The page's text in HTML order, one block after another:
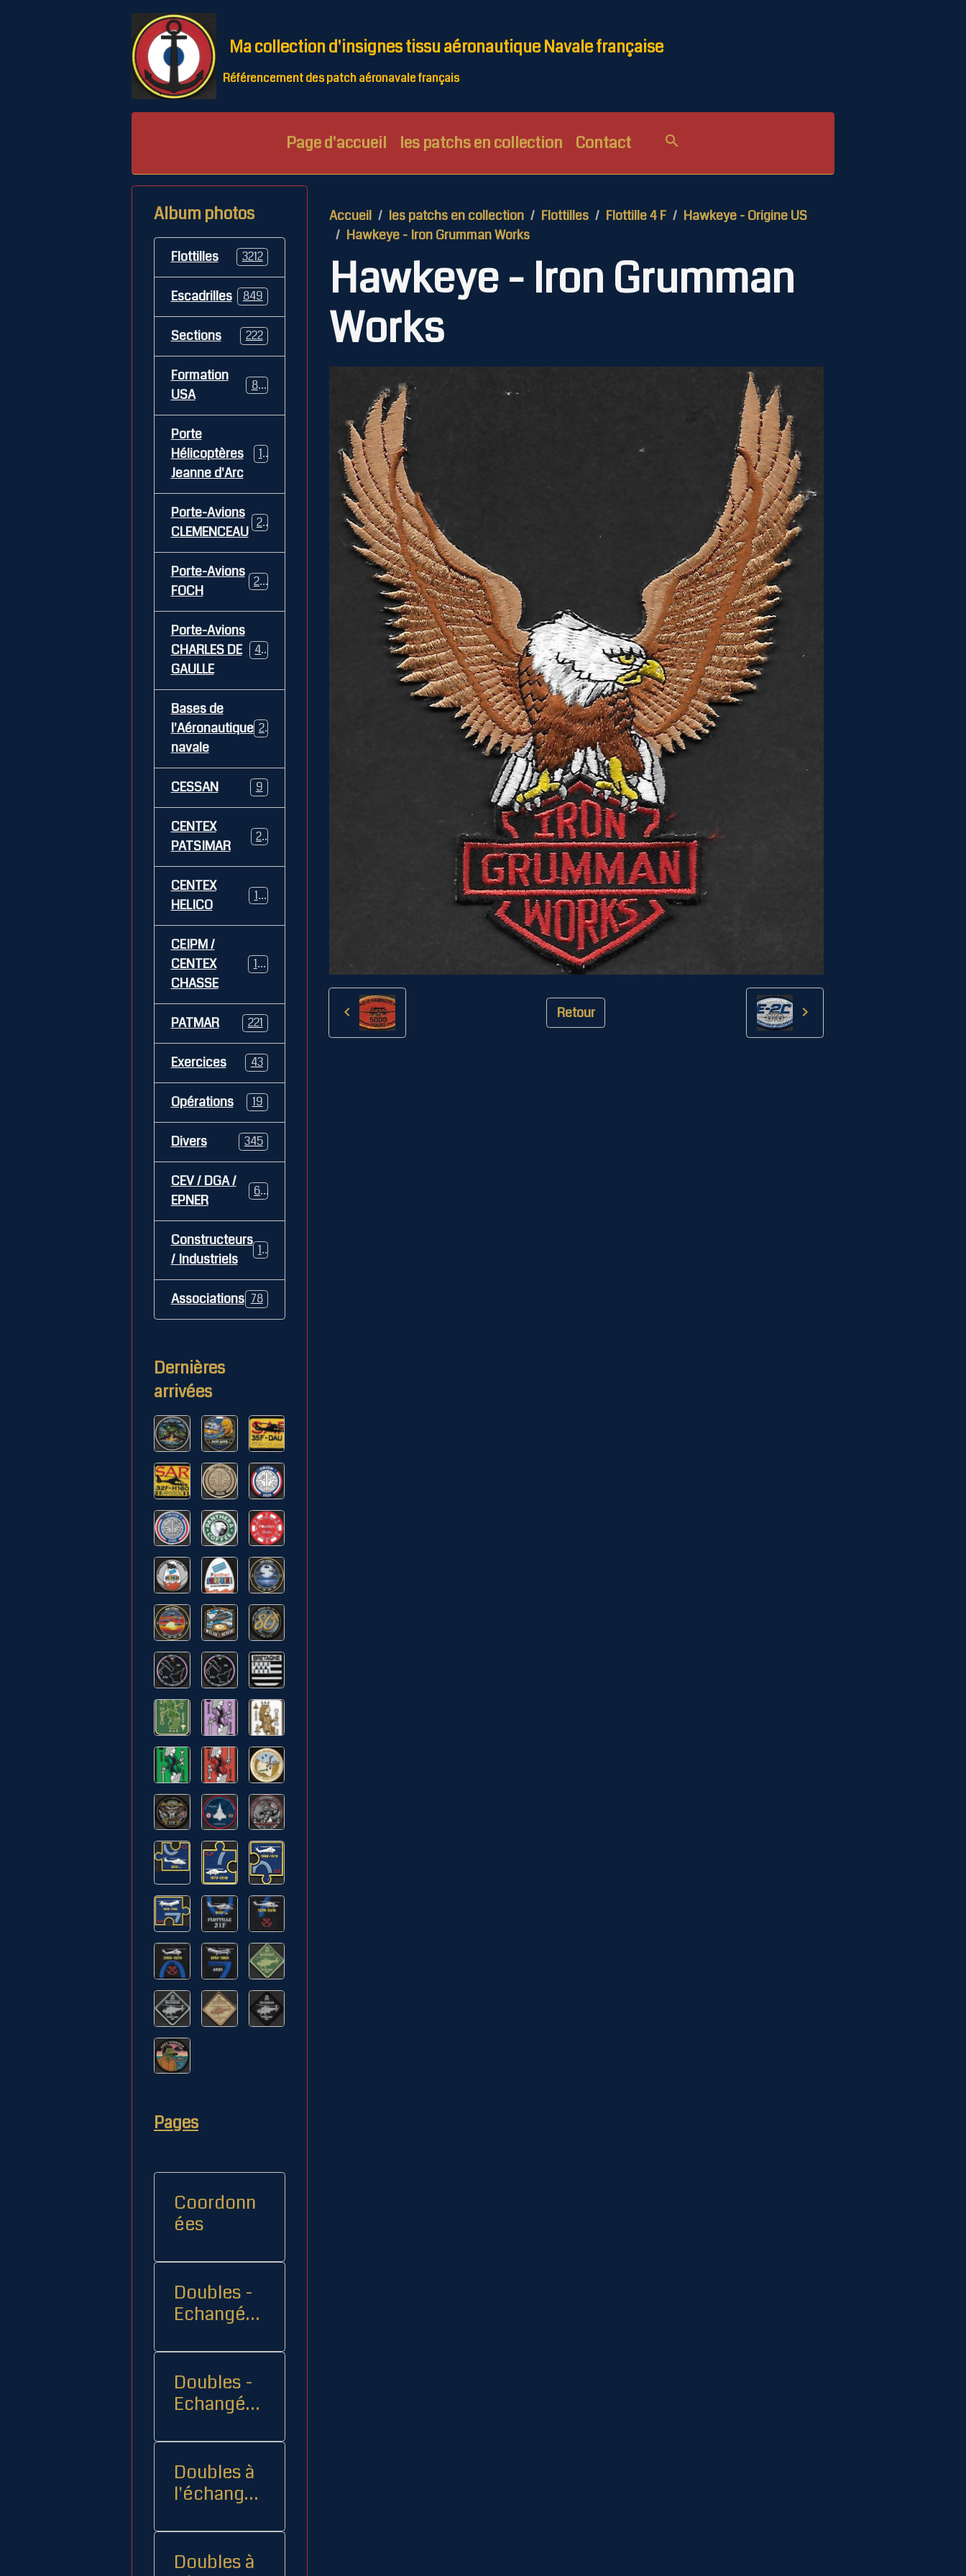
Ma collection d'insignes tissu aéronautique Navale française
Référencement des patch aéronavale français
Page d'accueil les patchs en collection Contact
Accueil les patchs en collection Flottilles Flottille 4 F
Hawkeye - Origine US
Hawkeye - Iron Grumman Works
Hawkeye - Iron Grumman
Works
Retour
Album photos
Flottilles 3212
Escadrilles 849
Sections 222
Formation
USA
84
Porte
Hélicoptères
Jeanne d'Arc
12
Porte-Avions
CLEMENCEAU
26
Porte-Avions
FOCH
29
Porte-Avions
CHARLES DE
GAULLE
469
Bases de
l'Aéronautique
navale
269
CESSAN 9
CENTEX
PATSIMAR
21
CENTEX
HELICO
14
CEIPM /
CENTEX
CHASSE
108
PATMAR 221
Exercices 43
Opérations 19
Divers 345
CEV / DGA /
EPNER
62
Constructeurs
/ Industriels
127
Associations 78
Dernières
arrivées
Pages
Coordonn
ées
Doubles -
Echangés 1
Doubles -
Echangés
Doubles à
l'échange
Doubles à